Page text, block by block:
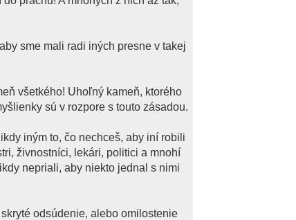
sme mali radi iných presne v takej
všetkého! Uhoľný kameň, ktorého
sú v rozpore s touto zásadou.
iným to, čo nechceš, aby iní robili
živnostníci, lekári, politici a mnohí
nepriali, aby niekto jednal s nimi
odsúdenie, alebo omilostenie